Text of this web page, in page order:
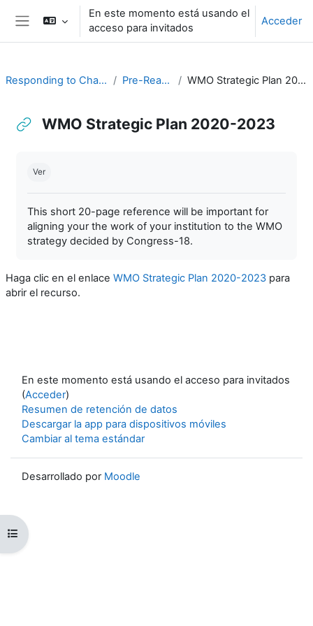
Salta al contenido principal
Panel lateral
En este momento está usando el
acceso para invitados
Acceder
Abrir índice del curso
Responding to Challenges Pre-Readings WMO Strategic Plan 2020-2023
WMO Strategic Plan 2020-2023
Ver
This short 20-page reference will be important for
aligning your the work of your institution to the WMO
strategy decided by Congress-18.
Haga clic en el enlace WMO Strategic Plan 2020-2023 para
abrir el recurso.
En este momento está usando el acceso para invitados
(Acceder)
Resumen de retención de datos
Descargar la app para dispositivos móviles
Cambiar al tema estándar
Desarrollado por Moodle